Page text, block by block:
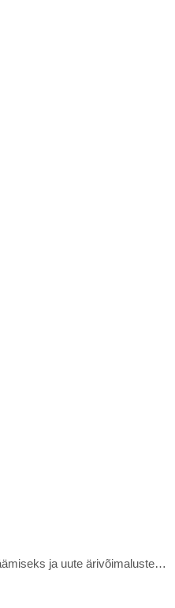
ja uute ärivõimaluste…